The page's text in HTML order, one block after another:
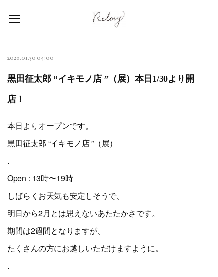
2020.01.30 04:00
黒田征太郎 “イキモノ店 ”（展）本日1/30より開
店！
本日よりオープンです。
黒田征太郎 “イキモノ店 ”（展）
.
Open : 13時〜19時
しばらくお天気も安定しそうで、
明日から2月とは思えないあたたかさです。
期間は2週間となりますが、
たくさんの方にお越しいただけますように。
.